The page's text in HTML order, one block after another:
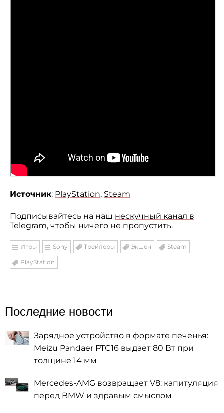
Источник: PlayStation, Steam
Подписывайтесь на наш нескучный канал в
Telegram, чтобы ничего не пропустить.
Игры Sony Трейлеры Экшен Steam
PlayStation
Последние новости
Зарядное устройство в формате печенья:
Meizu Pandaer PTC16 выдает 80 Вт при
толщине 14 мм
Mercedes-AMG возвращает V8: капитуляция
перед BMW и здравым смыслом